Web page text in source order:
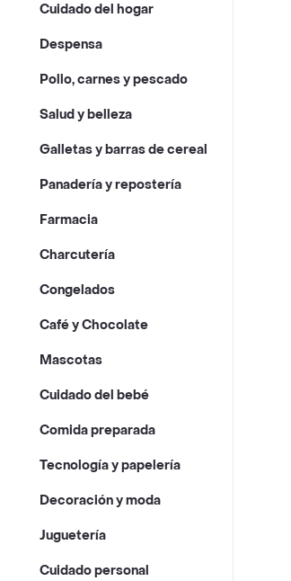
Cuidado del hogar
Despensa
Pollo, carnes y pescado
Salud y belleza
Galletas y barras de cereal
Panadería y repostería
Farmacia
Charcutería
Congelados
Café y Chocolate
Mascotas
Cuidado del bebé
Comida preparada
Tecnología y papelería
Decoración y moda
Juguetería
Cuidado personal